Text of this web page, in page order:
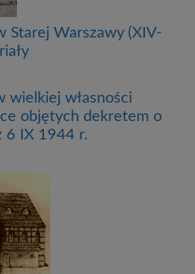
Starej Warszawy (XIV-
wielkiej własności
objętych dekretem o
6 IX 1944 r.